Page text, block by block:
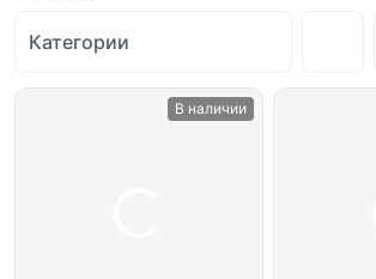
Категории
В наличии